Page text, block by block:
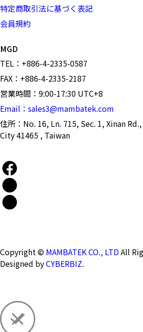
特定商取引法に基づく表記
会員規約
MGD
TEL：+886-4-2335-0587
FAX：+886-4-2335-2187
営業時間：9:00-17:30 UTC+8
Email：sales3@mambatek.com
住所：No. 16, Ln. 715, Sec. 1, Xinan
City 41465 , Taiwan
Copyright © MAMBATEK CO., LTDAll
Designed byCYBERBIZ.